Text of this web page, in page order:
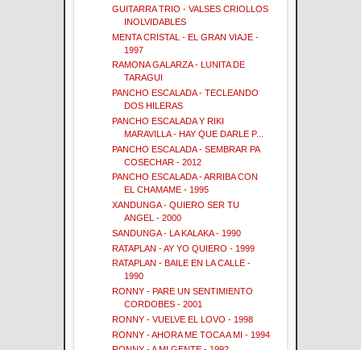
GUITARRA TRIO - VALSES CRIOLLOS
INOLVIDABLES
MENTA CRISTAL - EL GRAN VIAJE -
1997
RAMONA GALARZA - LUNITA DE
TARAGUI
PANCHO ESCALADA - TECLEANDO
DOS HILERAS
PANCHO ESCALADA Y RIKI
MARAVILLA - HAY QUE DARLE P...
PANCHO ESCALADA - SEMBRAR PA
COSECHAR - 2012
PANCHO ESCALADA - ARRIBA CON
EL CHAMAME - 1995
XANDUNGA - QUIERO SER TU
ANGEL - 2000
SANDUNGA - LA KALAKA - 1990
RATAPLAN - AY YO QUIERO - 1999
RATAPLAN - BAILE EN LA CALLE -
1990
RONNY - PARE UN SENTIMIENTO
CORDOBES - 2001
RONNY - VUELVE EL LOVO - 1998
RONNY - AHORA ME TOCA A MI - 1994